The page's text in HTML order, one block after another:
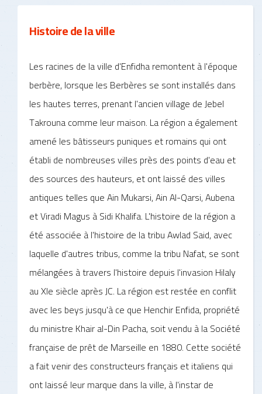
Histoire de la ville
Les racines de la ville d'Enfidha remontent à l'époque
berbère, lorsque les Berbères se sont installés dans
les hautes terres, prenant l'ancien village de Jebel
Takrouna comme leur maison. La région a également
amené les bâtisseurs puniques et romains qui ont
établi de nombreuses villes près des points d'eau et
des sources des hauteurs, et ont laissé des villes
antiques telles que Ain Mukarsi, Ain Al-Qarsi, Aubena
et Viradi Magus à Sidi Khalifa. L'histoire de la région a
été associée à l'histoire de la tribu Awlad Said, avec
laquelle d'autres tribus, comme la tribu Nafat, se sont
mélangées à travers l'histoire depuis l'invasion Hilaly
au XIe siècle après JC. La région est restée en conflit
avec les beys jusqu'à ce que Henchir Enfida, propriété
du ministre Khair al-Din Pacha, soit vendu à la Société
française de prêt de Marseille en 1880. Cette société
a fait venir des constructeurs français et italiens qui
ont laissé leur marque dans la ville, à l'instar de